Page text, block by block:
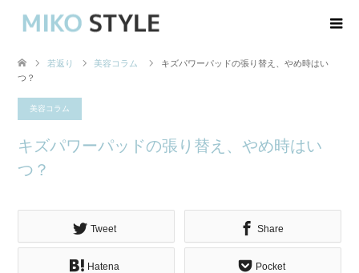
若返り 美容コラム
キズパワーパッドの張り替え、やめ時はい
つ？
美容コラム
キズパワーパッドの張り替え、やめ時はい
つ？
Tweet Share
Hatena Pocket